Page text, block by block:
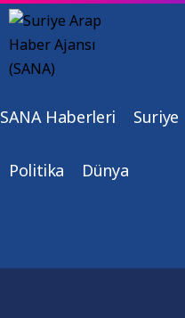
SANA Haberleri Suriye
Politika Dünya